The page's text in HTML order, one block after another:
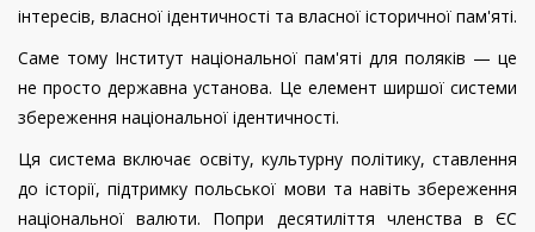
інтересів, власної ідентичності та власної історичної пам'яті.
Саме тому Інститут національної пам'яті для поляків — це
не просто державна установа. Це елемент ширшої системи
збереження національної ідентичності.
Ця система включає освіту, культурну політику, ставлення
до історії, підтримку польської мови та навіть збереження
національної валюти. Попри десятиліття членства в ЄС